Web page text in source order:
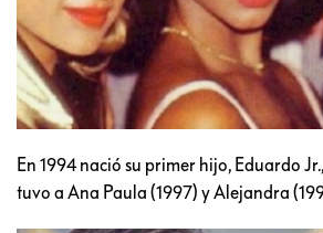
En 1994 nació su primer hijo, Eduardo
tuvo a Ana Paula (1997) y Alejandra